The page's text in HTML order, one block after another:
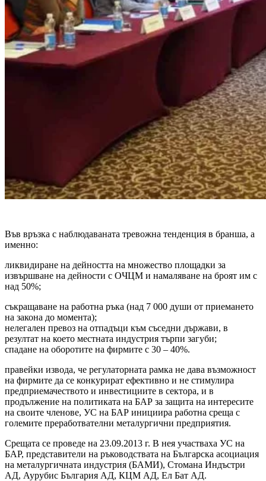
Във връзка с наблюдаваната тревожна тенденция в бранша, а
именно:
ликвидиране на дейността на множество площадки за
извършване на дейности с ОЧЦМ и намаляване на броят им с
над 50%;
съкращаване на работна ръка (над 7 000 души от приемането
на закона до момента);
нелегален превоз на отпадъци към съседни държави, в
резултат на което местната индустрия търпи загуби;
спадане на оборотите на фирмите с 30 – 40%.
правейки извода, че регулаторната рамка не дава възможност
на фирмите да се конкурират ефективно и не стимулира
предприемачеството и инвестициите в сектора, и в
продължение на политиката на БАР за защита на интересите
на своите членове, УС на БАР инициира работна среща с
големите преработвателни металургични предприятия.
Срещата се проведе на 23.09.2013 г. В нея участваха УС на
БАР, представители на ръководствата на Българска асоциация
на металургичната индустрия (БАМИ), Стомана Индъстри
АД, Аурубис България АД, КЦМ АД, Ел Бат АД.